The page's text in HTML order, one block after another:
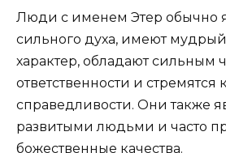
Люди с именем Этер обычно
сильного духа, имеют
характер, обладают сильным
ответственности и
справедливости. Они также
развитыми людьми и часто
божественные качества.